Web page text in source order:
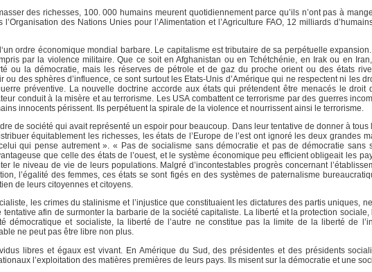
des richesses, 100. 000 humains meurent quotidiennement parce qu’ils n’ont pas à
des Nations Unies pour l’Alimentation et l’Agriculture FAO, 12 milliards
ordre économique mondial barbare. Le capitalisme est tributaire de sa perpétuelle
par la violence militaire. Que ce soit en Afghanistan ou en Tchétchénie, en Irak ou en
ou la démocratie, mais les réserves de pétrole et de gaz du proche orient ou des états
des sphères d’influence, ce sont surtout les Etats-Unis d’Amérique qui ne respectent ni les
préventive. La nouvelle doctrine accorde aux états qui prétendent être menacés le droit
conduit à la misère et au terrorisme. Les USA combattent ce terrorisme par des guerres
innocents périssent. Ils perpétuent la spirale de la violence et nourrissent ainsi le terrorisme.
de société qui avait représenté un espoir pour beaucoup. Dans leur tentative de donner à tous
équitablement les richesses, les états de l’Europe de l’est ont ignoré les deux grandes
qui pense autrement ». « Pas de socialisme sans démocratie et pas de démocratie sans
que celle des états de l’ouest, et le système économique peu efficient obligeait les
le niveau de vie de leurs populations. Malgré d’incontestables progrès concernant
l’égalité des femmes, ces états se sont figés en des systèmes de paternalisme
de leurs citoyennes et citoyens.
les crimes du stalinisme et l’injustice que constituaient les dictatures des partis uniques,
afin de surmonter la barbarie de la société capitaliste. La liberté et la protection
démocratique et socialiste, la liberté de l’autre ne constitue pas la limite de la liberté de
ne peut pas être libre non plus.
libres et égaux est vivant. En Amérique du Sud, des présidentes et des présidents
l’exploitation des matières premières de leurs pays. Ils misent sur la démocratie et une